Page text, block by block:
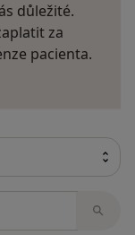
důležité.
za
pacienta.